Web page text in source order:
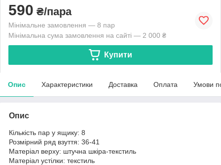
590 ₴/пара
Мінімальне замовлення — 8 пар
Мінімальна сума замовлення на сайті — 2 000 ₴
Купити
Опис Характеристики Доставка Оплата Умови
Опис
Кількість пар у ящику: 8
Розмірний ряд взуття: 36-41
Матеріал верху: штучна шкіра-текстиль
Матеріал устілки: текстиль